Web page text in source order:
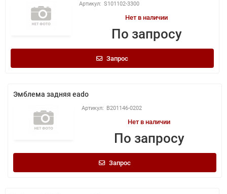
S101102-3300
Нет в наличии
По запросу
Запрос
Эмблема задняя eado
B201146-0202
Нет в наличии
По запросу
Запрос